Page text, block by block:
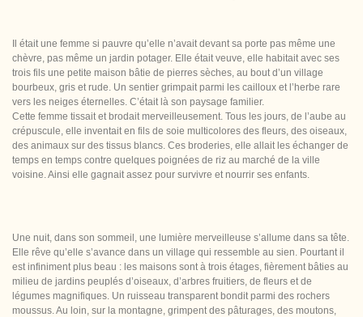
Il était une femme si pauvre qu’elle n’avait devant sa porte pas même une
chèvre, pas même un jardin potager. Elle était veuve, elle habitait avec ses
trois fils une petite maison bâtie de pierres sèches, au bout d’un village
bourbeux, gris et rude. Un sentier grimpait parmi les cailloux et l’herbe rare
vers les neiges éternelles. C’était là son paysage familier.
Cette femme tissait et brodait merveilleusement. Tous les jours, de l’aube au
crépuscule, elle inventait en fils de soie multicolores des fleurs, des oiseaux,
des animaux sur des tissus blancs. Ces broderies, elle allait les échanger de
temps en temps contre quelques poignées de riz au marché de la ville
voisine. Ainsi elle gagnait assez pour survivre et nourrir ses enfants.
Une nuit, dans son sommeil, une lumière merveilleuse s’allume dans sa tête.
Elle rêve qu’elle s’avance dans un village qui ressemble au sien. Pourtant il
est infiniment plus beau : les maisons sont à trois étages, fièrement bâties au
milieu de jardins peuplés d’oiseaux, d’arbres fruitiers, de fleurs et de
légumes magnifiques. Un ruisseau transparent bondit parmi des rochers
moussus. Au loin, sur la montagne, grimpent des pâturages, des moutons,